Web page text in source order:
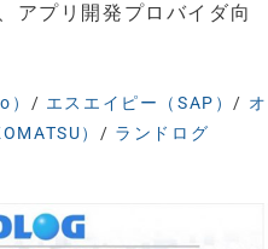
アプリ開発プロバイダ向
/ エスエイピー（SAP）/ オ
）/ ランドログ